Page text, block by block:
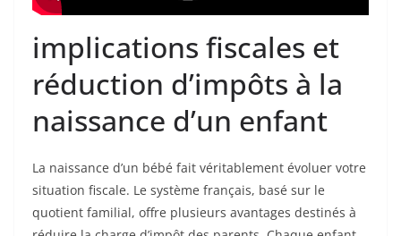
implications fiscales et
réduction d’impôts à la
naissance d’un enfant
La naissance d’un bébé fait véritablement évoluer votre
situation fiscale. Le système français, basé sur le
quotient familial, offre plusieurs avantages destinés à